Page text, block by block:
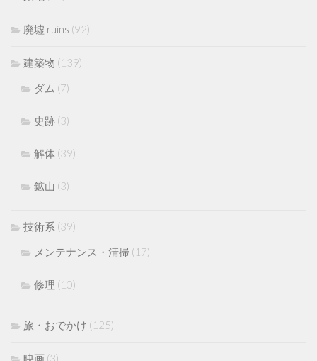
廃墟 ruins (92)
建築物 (139)
ダム (7)
史跡 (3)
解体 (39)
鉱山 (3)
技術系 (39)
メンテナンス・清掃 (17)
修理 (10)
旅・おでかけ (125)
映画 (3)